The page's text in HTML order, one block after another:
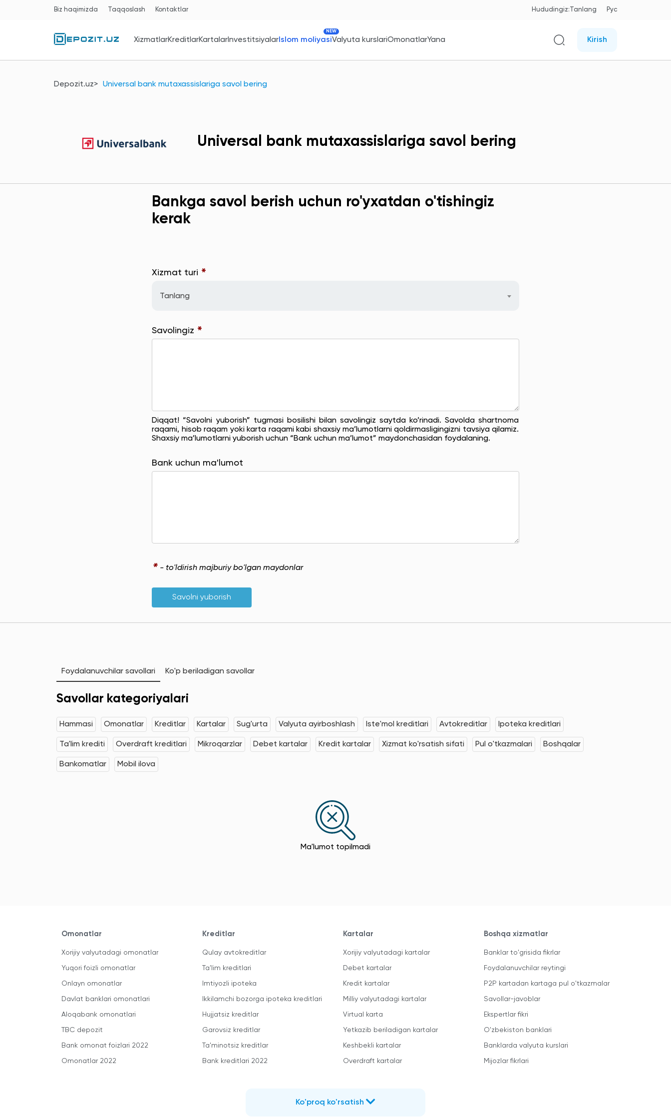
Biz haqimizda Taqqoslash Kontaktlar Hududingiz:Tanlang Рус
XizmatlarKreditlarKartalarInvestitsiyalarIslom moliyasi
NEW
Valyuta kurslariOmonatlarYana Kirish
Depozit.uz Universal bank mutaxassislariga savol bering
Universal bank mutaxassislariga savol bering
Bankga savol berish uchun ro'yxatdan o'tishingiz
kerak
Xizmat turi *
Tanlang
Savolingiz *
Diqqat! “Savolni yuborish” tugmasi bosilishi bilan savolingiz saytda ko’rinadi. Savolda shartnoma
raqami, hisob raqam yoki karta raqami kabi shaxsiy ma’lumotlarni qoldirmasligingizni tavsiya qilamiz.
Shaxsiy ma’lumotlarni yuborish uchun “Bank uchun ma’lumot” maydonchasidan foydalaning.
Bank uchun ma'lumot
* - to'ldirish majburiy bo'lgan maydonlar
Savolni yuborish
Foydalanuvchilar savollari Ko'p beriladigan savollar
Savollar kategoriyalari
Hammasi Omonatlar Kreditlar Kartalar Sug'urta Valyuta ayirboshlash Iste'mol kreditlari Avtokreditlar Ipoteka kreditlari
Ta'lim krediti Overdraft kreditlari Mikroqarzlar Debet kartalar Kredit kartalar Xizmat ko'rsatish sifati Pul o'tkazmalari Boshqalar
Bankomatlar Mobil ilova
Ma'lumot topilmadi
Omonatlar
Xorijiy valyutadagi omonatlar
Yuqori foizli omonatlar
Onlayn omonatlar
Davlat banklari omonatlari
Aloqabank omonatlari
TBC depozit
Bank omonat foizlari 2022
Omonatlar 2022
Kreditlar
Qulay avtokreditlar
Ta'lim kreditlari
Imtiyozli ipoteka
Ikkilamchi bozorga ipoteka kreditlari
Hujjatsiz kreditlar
Garovsiz kreditlar
Ta'minotsiz kreditlar
Bank kreditlari 2022
Kartalar
Xorijiy valyutadagi kartalar
Debet kartalar
Kredit kartalar
Milliy valyutadagi kartalar
Virtual karta
Yetkazib beriladigan kartalar
Keshbekli kartalar
Overdraft kartalar
Boshqa xizmatlar
Banklar to'grisida fikrlar
Foydalanuvchilar reytingi
P2P kartadan kartaga pul o'tkazmalar
Savollar-javoblar
Ekspertlar fikri
O'zbekiston banklari
Banklarda valyuta kurslari
Mijozlar fikrlari
Ko'proq ko'rsatish